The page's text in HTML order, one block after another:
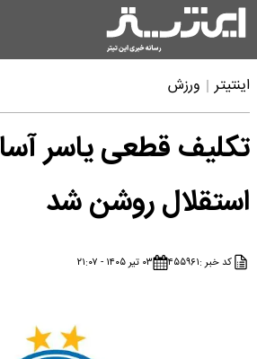
اینتیتر ورزش
تکلیف قطعی یاسر
استقلال روشن شد
کد خبر :۴۵۵۹۶۱ ۰۳ تیر ۱۴۰۵ - ۲۱:۰۷